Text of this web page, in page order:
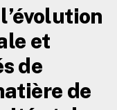
et
de
de